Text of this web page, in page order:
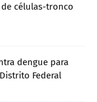
células-tronco
dengue para
Federal